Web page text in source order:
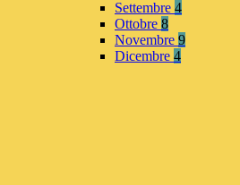
Settembre 4
Ottobre 8
Novembre 9
Dicembre 4